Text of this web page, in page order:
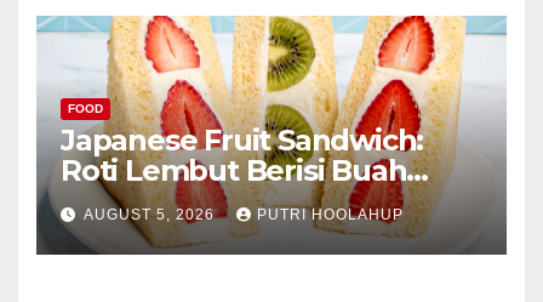
FOOD
Japanese Fruit Sandwich:
Roti Lembut Berisi Buah
Segar yang Memikat Selera
AUGUST 5, 2026 PUTRI HOOLAHUP